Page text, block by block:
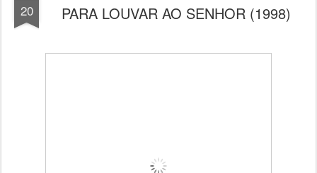
20
PARA LOUVAR AO SENHOR (1998)